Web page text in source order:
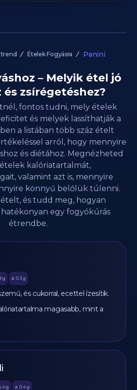
Ételek Fogyásra Panini
– Melyik étel jó
zsírégetéshez?
fontos tudni, mely ételek
és melyek lassíthatják a
a listában több száz ételt
arról, hogy mennyire
és diétához. Megnézheted
kalóriatartalmát,
valamint azt is, mennyire
könnyű belőlük túlenni.
ételt, és tudd meg, hogyan
egy fogyókúrás
étrendbe.
g 🫒 0.3 g
és cukorral, ecettel ízesítik.
magasabb, mint a
g 🫒 0.4 g